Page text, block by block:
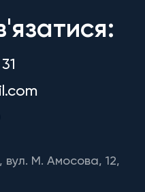
вул. М. Амосова, 12,